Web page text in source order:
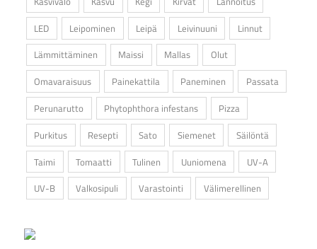
LED
Leipominen Leipä Leivinuuni
Linnut
Lämmittäminen
Maissi Mallas
Olut
Omavaraisuus
Painekattila Paneminen
Passata
Perunarutto
Phytophthora infestans
Pizza
Purkitus
Resepti Sato Siemenet
Säilöntä
Taimi
Tomaatti Tulinen Uuniomena
UV-A
UV-B
Valkosipuli Varastointi Välimerellinen